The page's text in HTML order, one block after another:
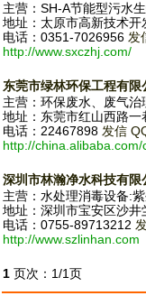
主营：SH-A节能型污水
地址：太原市高新技术
电话：0351-7026956 发
http://www.sxczhj.com/
东莞市绿林环保工程有限
主营：环保废水、废气
地址：东莞市红山西路
电话：22467898 发信
http://
深圳市林瀚净水科技有限
主营：水处理消毒设备:
地址：深圳市宝安区沙
电话：0755-89713212
http://www.szlinhan.com
1 页次：1/1页